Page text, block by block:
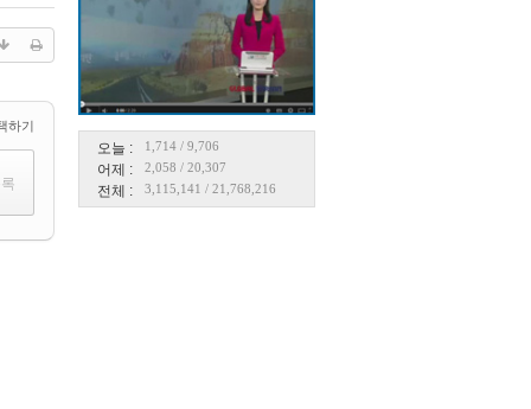
오늘 : 1,714 / 9,706
어제 : 2,058 / 20,307
전체 : 3,115,141 / 21,768,216
하기